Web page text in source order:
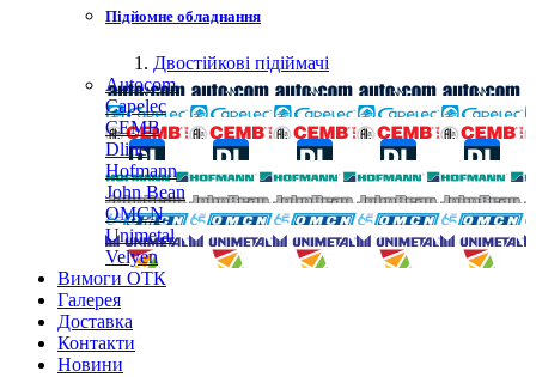
Підйомне обладнання
Двостійкові підіймачі
Autocom
Capelec
CEMB
Dline
Hofmann
John Bean
OMCN
Unimetal
Velyen
Вимоги ОТК
Галерея
Доставка
Контакти
Новини